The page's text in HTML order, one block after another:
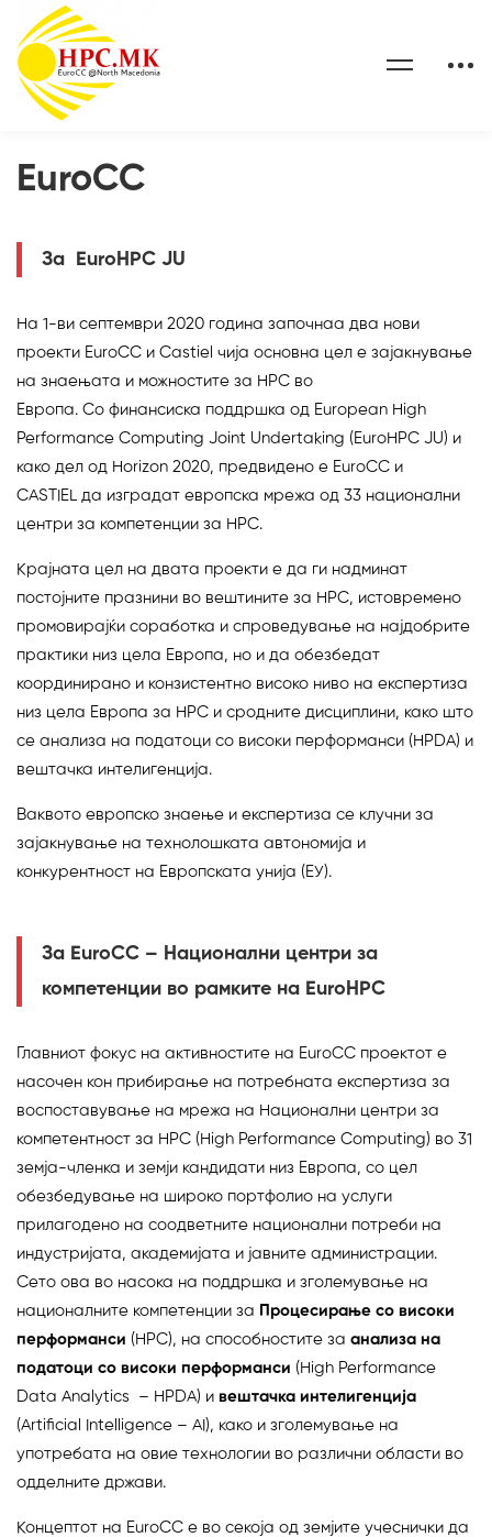
EuroCC
За EuroHPC JU
На 1-ви септември 2020 година започнаа два нови
проекти EuroCC и Castiel чија основна цел е зајакнување
на знаењата и можностите за HPC во
Европа. Со финансиска поддршка од European High
Performance Computing Joint Undertaking (EuroHPC JU) и
како дел од Horizon 2020, предвидено е EuroCC и
CASTIEL да изградат европска мрежа од 33 национални
центри за компетенции за HPC.
Крајната цел на двата проекти е да ги надминат
постојните празнини во вештините за HPC, истовремено
промовирајќи соработка и спроведување на најдобрите
практики низ цела Европа, но и да обезбедат
координирано и конзистентно високо ниво на експертиза
низ цела Европа за HPC и сродните дисциплини, како што
се анализа на податоци со високи перформанси (HPDA) и
вештачка интелигенција.
Ваквото европско знаење и експертиза се клучни за
зајакнување на технолошката автономија и
конкурентност на Европската унија (ЕУ).
За EuroCC – Национални центри за
компетенции во рамките на EuroHPC
Главниот фoкус на активностите на EuroCC проектот е
насочен кон прибирање на потребната експертиза за
воспоставување на мрежа на Национални центри за
компетентност за HPC (High Performance Computing) во 31
земја-членка и земји кандидати низ Европа, со цел
обезбедување на широко портфолио на услуги
прилагодено на соодветните национални потреби на
индустријата, академијата и јавните администрации.
Сето ова во насока на поддршка и зголемување на
националните компетенции за Процесирање со високи
перформанси (HPC), на способностите за анализа на
податоци со високи перформанси (High Performance
Data Analytics – HPDA) и вештачка интелигенција
(Artificial Intelligence – AI), како и зголемување на
употребата на овие технологии во различни области во
одделните држави.
Концептот на EuroCC е во секоја од земјите учеснички да